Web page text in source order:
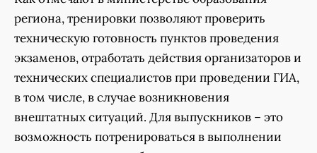
региона, тренировки позволяют проверить
техническую готовность пунктов проведения
экзаменов, отработать действия организаторов и
технических специалистов при проведении ГИА,
в том числе, в случае возникновения
внештатных ситуаций. Для выпускников – это
возможность потренироваться в выполнении